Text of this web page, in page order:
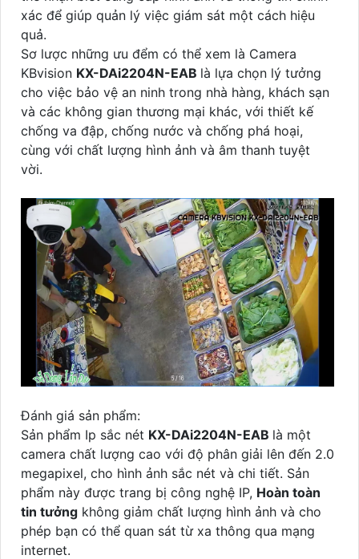
xác để giúp quản lý việc giám sát một cách hiệu
quả.
Sơ lược những ưu đểm có thể xem là Camera
KBvision KX-DAi2204N-EAB là lựa chọn lý tưởng
cho việc bảo vệ an ninh trong nhà hàng, khách sạn
và các không gian thương mại khác, với thiết kế
chống va đập, chống nước và chống phá hoại,
cùng với chất lượng hình ảnh và âm thanh tuyệt
vời.
Đánh giá sản phẩm:
Sản phẩm Ip sắc nét KX-DAi2204N-EAB là một
camera chất lượng cao với độ phân giải lên đến 2.0
megapixel, cho hình ảnh sắc nét và chi tiết. Sản
phẩm này được trang bị công nghệ IP, Hoàn toàn
tin tưởng không giảm chất lượng hình ảnh và cho
phép bạn có thể quan sát từ xa thông qua mạng
internet.